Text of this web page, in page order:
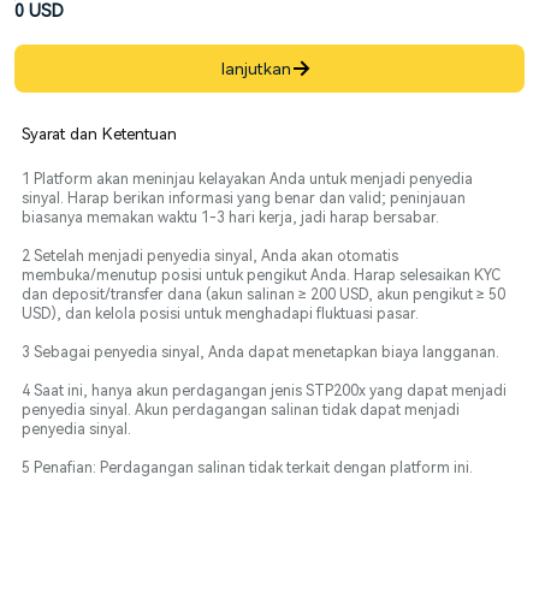
0 USD
lanjutkan
Syarat dan Ketentuan
1 Platform akan meninjau kelayakan Anda untuk menjadi penyedia
sinyal. Harap berikan informasi yang benar dan valid; peninjauan
biasanya memakan waktu 1-3 hari kerja, jadi harap bersabar.
2 Setelah menjadi penyedia sinyal, Anda akan otomatis
membuka/menutup posisi untuk pengikut Anda. Harap selesaikan KYC
dan deposit/transfer dana (akun salinan ≥ 200 USD, akun pengikut ≥ 50
USD), dan kelola posisi untuk menghadapi fluktuasi pasar.
3 Sebagai penyedia sinyal, Anda dapat menetapkan biaya langganan.
4 Saat ini, hanya akun perdagangan jenis STP200x yang dapat menjadi
penyedia sinyal. Akun perdagangan salinan tidak dapat menjadi
penyedia sinyal.
5 Penafian: Perdagangan salinan tidak terkait dengan platform ini.